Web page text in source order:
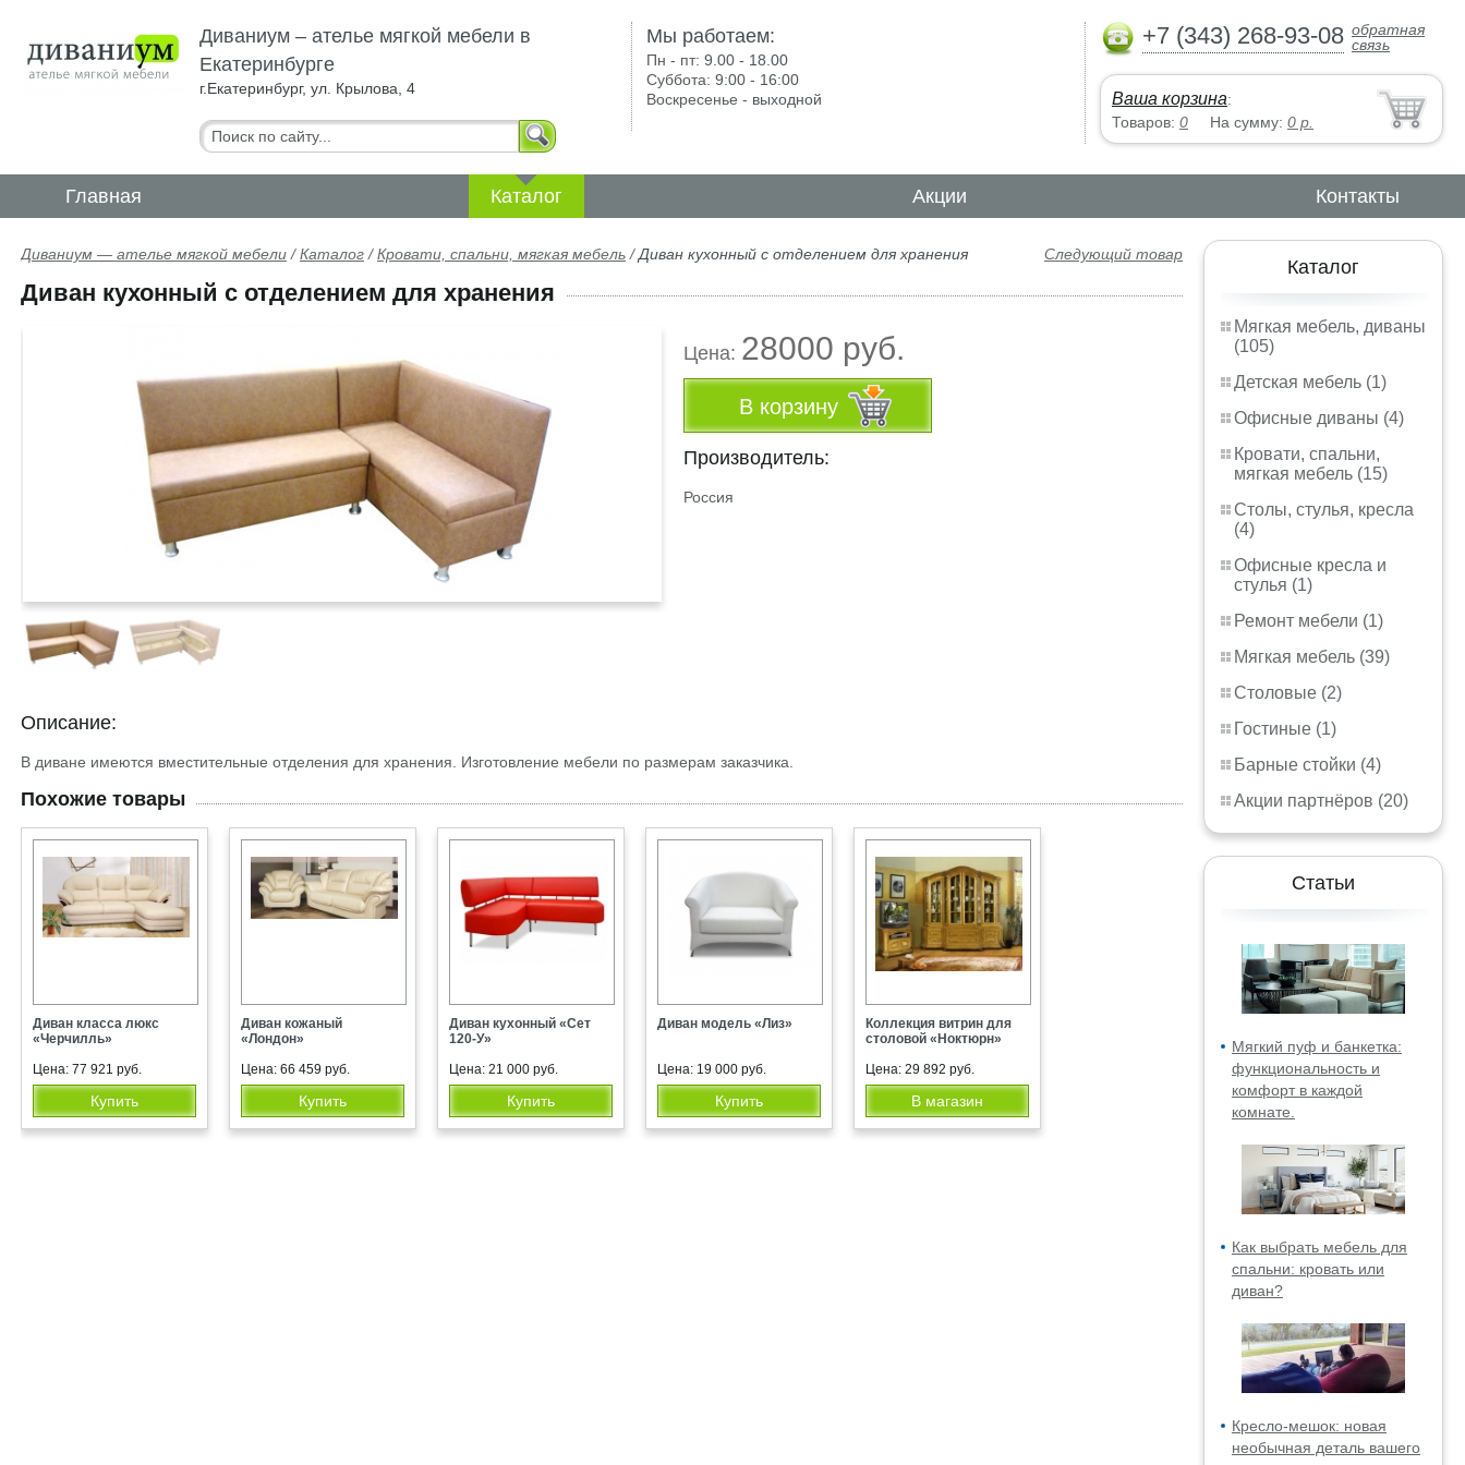
Диваниум – ателье мягкой мебели в
Екатеринбурге
г.Екатеринбург, ул. Крылова, 4
Мы работаем:
Пн - пт:9.00 - 18.00
Суббота:9:00 - 16:00
Воскресенье - выходной
+7 (343) 268-93-08 обратная
связь
Ваша корзина:
Товаров: 0 На сумму: 0 р.
Главная Каталог Акции Контакты
Каталог
Мягкая мебель, диваны
(105)
Детская мебель (1)
Офисные диваны (4)
Кровати, спальни,
мягкая мебель (15)
Столы, стулья, кресла
(4)
Офисные кресла и
стулья (1)
Ремонт мебели (1)
Мягкая мебель (39)
Столовые (2)
Гостиные (1)
Барные стойки (4)
Акции партнёров (20)
Статьи
Мягкий пуф и банкетка:
функциональность и
комфорт в каждой
комнате.
Как выбрать мебель для
спальни: кровать или
диван?
Кресло-мешок: новая
необычная деталь вашего
Следующий товар
Диваниум — ателье мягкой мебели /Каталог /Кровати, спальни, мягкая мебель /Диван кухонный с отделением для хранения
Диван кухонный с отделением для хранения
Цена: 28000 руб.
В корзину
Производитель:
Россия
Описание:
В диване имеются вместительные отделения для хранения. Изготовление мебели по размерам заказчика.
Похожие товары
Диван класса люкс
«Черчилль»
Цена: 77 921 руб.
Купить
Диван кожаный
«Лондон»
Цена: 66 459 руб.
Купить
Диван кухонный «Сет
120-У»
Цена: 21 000 руб.
Купить
Диван модель «Лиз»
Цена: 19 000 руб.
Купить
Коллекция витрин для
столовой «Ноктюрн»
Цена: 29 892 руб.
В магазин